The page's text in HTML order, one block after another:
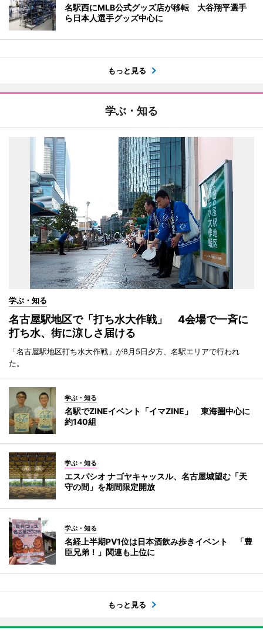
名駅西にMLB公式グッズ店が移転 大谷翔平選手
ら日本人選手グッズ中心に
もっと見る
学ぶ・知る
学ぶ・知る
名古屋駅地区で「打ち水大作戦」 4会場で一斉に
打ち水、街に涼しさ届ける
「名古屋駅地区打ち水大作戦」が8月5日夕方、名駅エリアで行われ
た。
学ぶ・知る
名駅でZINEイベント「イマZINE」 東海圏中心に
約140組
学ぶ・知る
エスパシオ ナゴヤキャッスル、名古屋城望む「天
守の間」を期間限定開放
学ぶ・知る
名経上半期PV1位は日本酒飲み歩きイベント 「豊
臣兄弟！」関連も上位に
もっと見る